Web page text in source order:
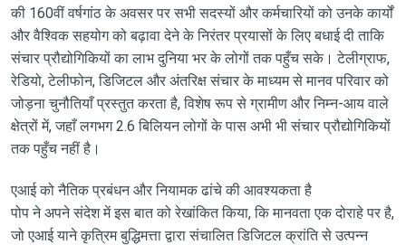
की 160वीं वर्षगांठ के अवसर पर सभी सदस्यों और कर्मचारियों को उनके कार्यों
और वैश्विक सहयोग को बढ़ावा देने के निरंतर प्रयासों के लिए बधाई दी ताकि
संचार प्रौद्योगिकियों का लाभ दुनिया भर के लोगों तक पहुँच सके। टेलीग्राफ,
रेडियो, टेलीफोन, डिजिटल और अंतरिक्ष संचार के माध्यम से मानव परिवार को
जोड़ना चुनौतियाँ प्रस्तुत करता है, विशेष रूप से ग्रामीण और निम्न-आय वाले
क्षेत्रों में, जहाँ लगभग 2.6 बिलियन लोगों के पास अभी भी संचार प्रौद्योगिकियों
तक पहुँच नहीं है।
एआई को नैतिक प्रबंधन और नियामक ढांचे की आवश्यकता है
पोप ने अपने संदेश में इस बात को रेखांकित किया, कि मानवता एक दोराहे पर है,
जो एआई याने कृत्रिम बुद्धिमत्ता द्वारा संचालित डिजिटल क्रांति से उत्पन्न